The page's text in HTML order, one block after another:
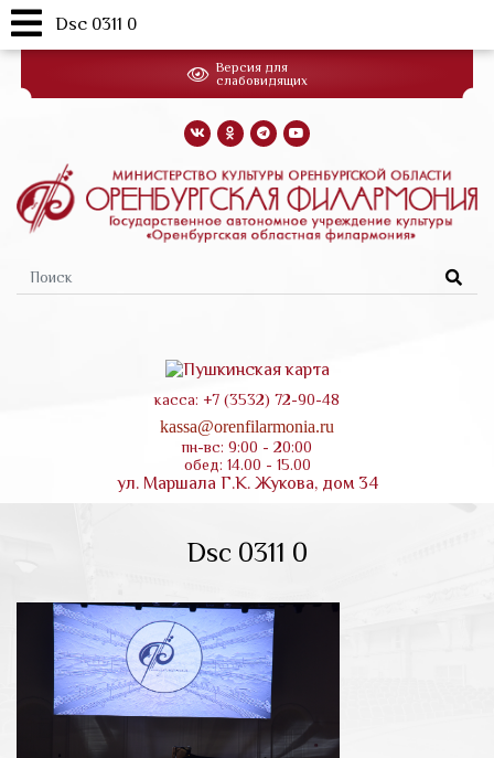
Перейти
основному
Форма
поиска
касса: +7 (3532) 72-90-48
kassa@orenfilarmonia.ru
пн-вс: 9:00 - 20:00
обед: 14.00 - 15.00
ул. Маршала Г.К. Жукова, дом 34
Версия для
слабовидящих
Dsc 0311 0
Dsc 0311 0